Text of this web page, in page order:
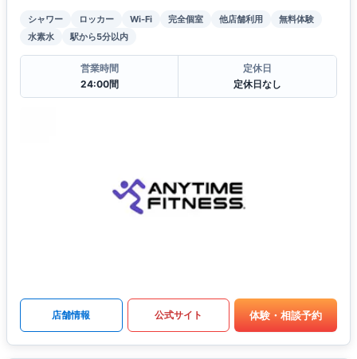
シャワー ロッカー Wi-Fi 完全個室 他店舗利用
無料体験
水素水
駅から5分以内
営業時間
24:00間
定休日
定休日なし
店舗情報 公式サイト 体験・相談予約